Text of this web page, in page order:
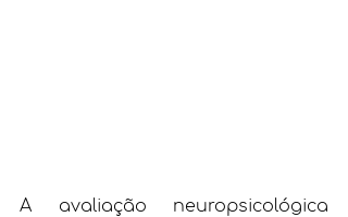
A avaliação neuropsicológica